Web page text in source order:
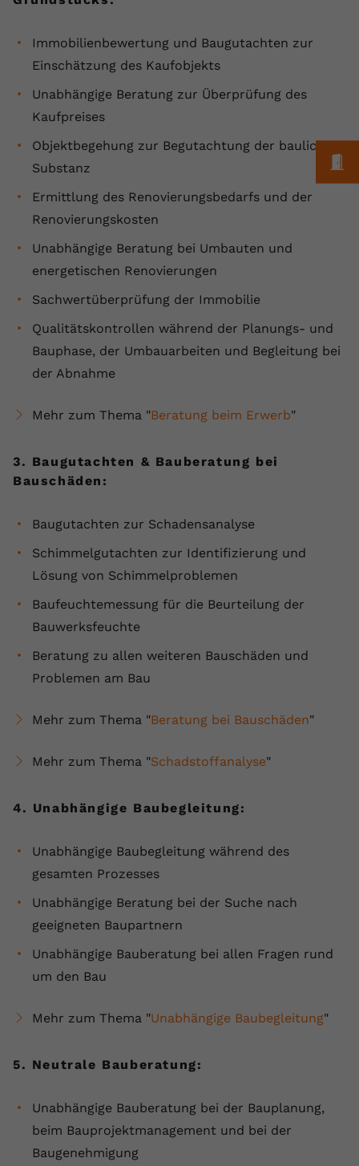
Immobilienbewertung und Baugutachten zur
Einschätzung des Kaufobjekts
Unabhängige Beratung zur Überprüfung des
Kaufpreises
Objektbegehung zur Begutachtung der baulichen
Substanz
Ermittlung des Renovierungsbedarfs und der
Renovierungskosten
Unabhängige Beratung bei Umbauten und
energetischen Renovierungen
Sachwertüberprüfung der Immobilie
Qualitätskontrollen während der Planungs- und
Bauphase, der Umbauarbeiten und Begleitung bei
der Abnahme
Mehr zum Thema "Beratung beim Erwerb"
3. Baugutachten & Bauberatung bei
Bauschäden:
Baugutachten zur Schadensanalyse
Schimmelgutachten zur Identifizierung und
Lösung von Schimmelproblemen
Baufeuchtemessung für die Beurteilung der
Bauwerksfeuchte
Beratung zu allen weiteren Bauschäden und
Problemen am Bau
Mehr zum Thema "Beratung bei Bauschäden"
Mehr zum Thema "Schadstoffanalyse"
4. Unabhängige Baubegleitung:
Unabhängige Baubegleitung während des
gesamten Prozesses
Unabhängige Beratung bei der Suche nach
geeigneten Baupartnern
Unabhängige Bauberatung bei allen Fragen rund
um den Bau
Mehr zum Thema "Unabhängige Baubegleitung"
5. Neutrale Bauberatung:
Unabhängige Bauberatung bei der Bauplanung,
beim Bauprojektmanagement und bei der
Baugenehmigung